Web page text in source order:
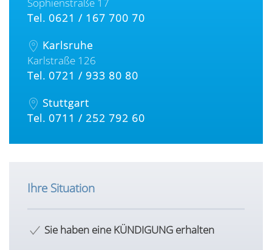
Tel. 0621 / 167 700 70
Karlsruhe
Karlstraße 126
Tel. 0721 / 933 80 80
Stuttgart
Tel. 0711 / 252 792 60
Ihre Situation
Sie haben eine KÜNDIGUNG erhalten